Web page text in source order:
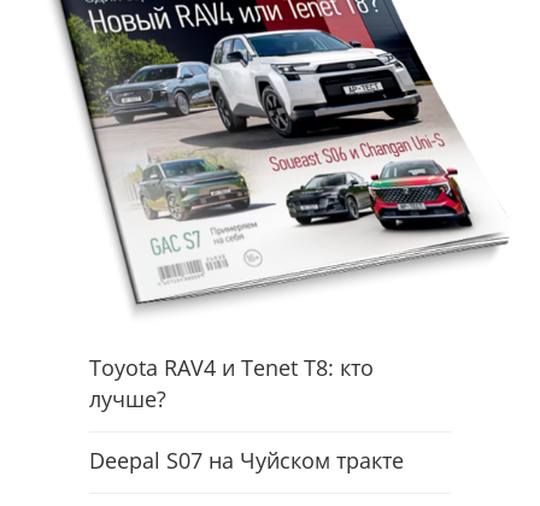
Toyota RAV4 и Tenet T8: кто
лучше?
Deepal S07 на Чуйском тракте